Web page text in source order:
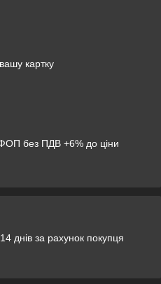
картку
ФОП без ПДВ +6% до ціни
днів за рахунок покупця